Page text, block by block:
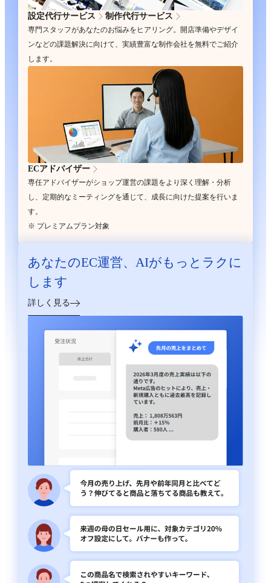
設定代行サービス 制作代行サービス
専門スタッフがあなたのお悩みをヒアリング。開店準備やデザイ
ンなどの課題解決に向けて、実績豊富な制作会社を無料でご紹介
します。
ECアドバイザー
専任アドバイザーがショップ運営の課題をより深く理解・分析
し、定期的なミーティングを通じて、成長に向けた提案を行いま
す。
※ プレミアムプラン対象
あなたのEC運営、 AIがもっとラクに
します
詳しく見る